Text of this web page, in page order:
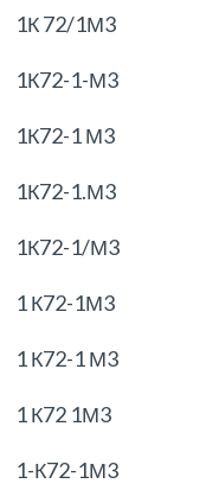
1К 72/1М3
1К72-1-М3
1К72-1 М3
1К72-1.М3
1К72-1/М3
1 К72-1М3
1 К72-1 М3
1 К72 1М3
1-К72-1М3